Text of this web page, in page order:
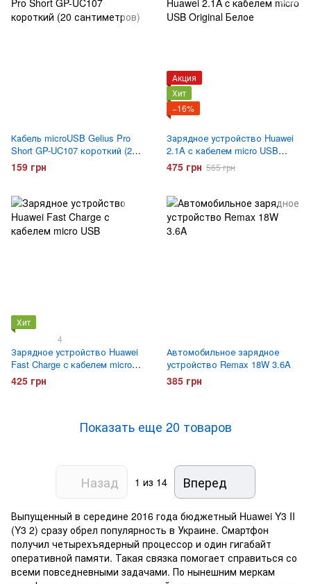
Кабель microUSB Gelius Pro
Short GP-UC107 короткий (20
сантиметров)
159 грн
Акция
Хит
−16%
Зарядное устройство Huawei
2.1A c кабелем micro USB
Original Белое
475 грн 565 грн
Хит
4
Зарядное устройство Huawei
Fast Charge с кабелем micro
USB
425 грн
Автомобильное зарядное
устройство Remax 18W 3.6A
385 грн
Показать еще 20 товаров
Назад 1 из 14 Вперед
Выпущенный в середине 2016 года бюджетный Huawei Y3 II
(Y3 2) сразу обрел популярность в Украине. Смартфон
получил четырехъядерный процессор и один гигабайт
оперативной памяти. Такая связка помогает справиться со
всеми повседневными задачами. По нынешним меркам